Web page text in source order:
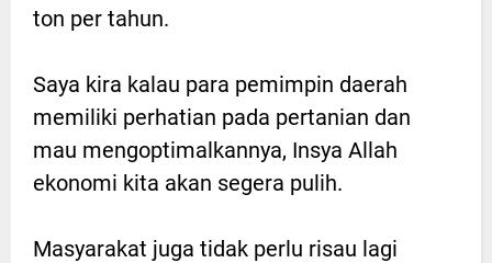
ton per tahun.
Saya kira kalau para pemimpin daerah
memiliki perhatian pada pertanian dan
mau mengoptimalkannya, Insya Allah
ekonomi kita akan segera pulih.
Masyarakat juga tidak perlu risau lagi